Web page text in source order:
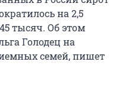
на 2,5
тысяч. Об этом
Голодец на
семей, пишет